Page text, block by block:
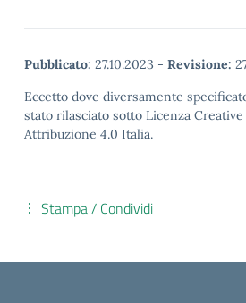
Pubblicato: 27.10.2023 - Revisione:
Eccetto dove diversamente
stato rilasciato sotto Licenza
Attribuzione 4.0 Italia.
Stampa / Condividi